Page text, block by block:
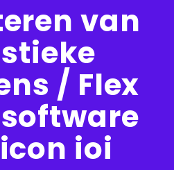
van
/ Flex
ioi